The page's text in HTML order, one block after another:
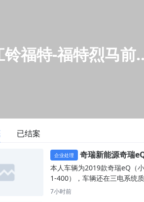
江铃福特-
已结案
企业处理
奇瑞新能源奇瑞
突发动力受限报警和车辆
快充，厂家推脱拒绝三电
本人车辆为2019款奇瑞eQ（
1‑400），车辆还在三电系统
内。车辆在正常行驶过程中，
7小时前